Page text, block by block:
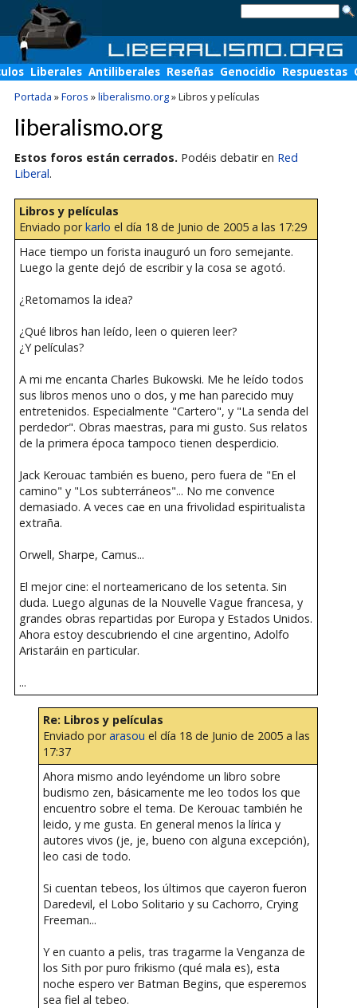
Liberales Antiliberales Reseñas Genocidio Respuestas
Portada »Foros »liberalismo.org»Libros y películas
liberalismo.org
Estos foros están cerrados. Podéis debatir en Red
Liberal.
Libros y películas
Enviado porkarlo el día 18 de Junio de 2005 a las 17:29
Hace tiempo un forista inauguró un foro semejante.
Luego la gente dejó de escribir y la cosa se agotó.
¿Retomamos la idea?
¿Qué libros han leído, leen o quieren leer?
¿Y películas?
A mi me encanta Charles Bukowski. Me he leído todos
sus libros menos uno o dos, y me han parecido muy
entretenidos. Especialmente "Cartero", y "La senda del
perdedor". Obras maestras, para mi gusto. Sus relatos
de la primera época tampoco tienen desperdicio.
Jack Kerouac también es bueno, pero fuera de "En el
camino" y "Los subterráneos"... No me convence
demasiado. A veces cae en una frivolidad espiritualista
extraña.
Orwell, Sharpe, Camus...
El mejor cine: el norteamericano de los setenta. Sin
duda. Luego algunas de la Nouvelle Vague francesa, y
grandes obras repartidas por Europa y Estados Unidos.
Ahora estoy descubriendo el cine argentino, Adolfo
Aristaráin en particular.
...
Re: Libros y películas
Enviado porarasou el día 18 de Junio de 2005 a las
17:37
Ahora mismo ando leyéndome un libro sobre
budismo zen, básicamente me leo todos los que
encuentro sobre el tema. De Kerouac también he
leido, y me gusta. En general menos la lírica y
autores vivos (je, je, bueno con alguna excepción),
leo casi de todo.
Si cuentan tebeos, los últimos que cayeron fueron
Daredevil, el Lobo Solitario y su Cachorro, Crying
Freeman...
Y en cuanto a pelis, tras tragarme la Venganza de
los Sith por puro frikismo (qué mala es), esta
noche espero ver Batman Begins, que esperemos
sea fiel al tebeo.